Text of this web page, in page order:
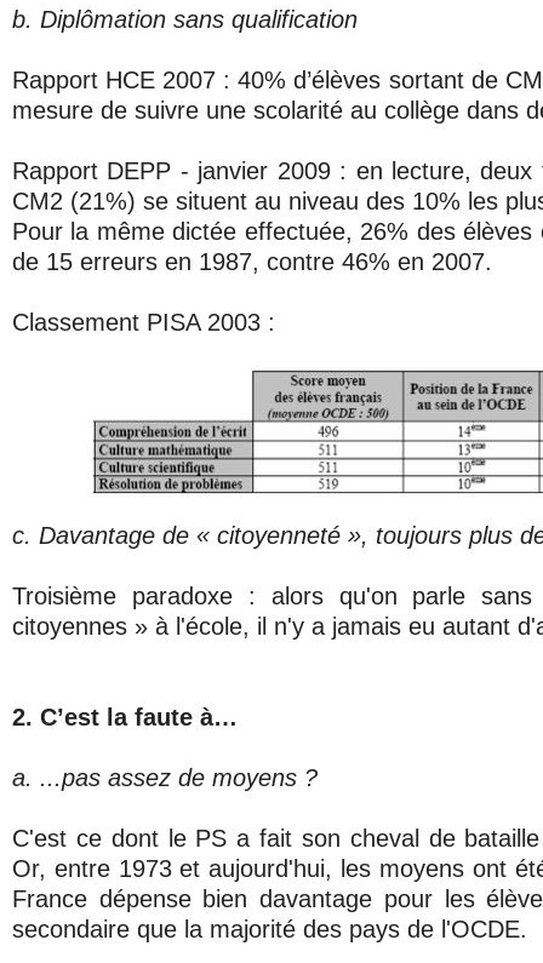
b. Diplômation sans qualification
Rapport HCE 2007 : 40% d’élèves sortant de
mesure de suivre une scolarité au collège dans
Rapport DEPP - janvier 2009 : en lecture, deux
CM2 (21%) se situent au niveau des 10% les
Pour la même dictée effectuée, 26% des élèves
de 15 erreurs en 1987, contre 46% en 2007.
Classement PISA 2003 :
c. Davantage de « citoyenneté », toujours plus
Troisième paradoxe : alors qu'on parle
citoyennes » à l'école, il n'y a jamais eu autant
2. C’est la faute à…
a. ...pas assez de moyens ?
C'est ce dont le PS a fait son cheval de
Or, entre 1973 et aujourd'hui, les moyens ont
France dépense bien davantage pour les
secondaire que la majorité des pays de l'OCDE.